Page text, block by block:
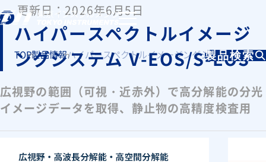
TOP製品情報ハイパースペクトルイメージングシステム V-
更新日：2026年6月5日
ハイパースペクトルイメージ
ングシステム V-EOS/S-EOS
広視野の範囲（可視・近赤外）で高分解能の分光
イメージデータを取得、静止物の高精度検査用
製品検索